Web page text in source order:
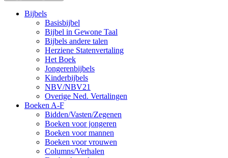
Bijbels
Basisbijbel
Bijbel in Gewone Taal
Bijbels andere talen
Herziene Statenvertaling
Het Boek
Jongerenbijbels
Kinderbijbels
NBV/NBV21
Overige Ned. Vertalingen
Boeken A-F
Bidden/Vasten/Zegenen
Boeken voor jongeren
Boeken voor mannen
Boeken voor vrouwen
Columns/Verhalen